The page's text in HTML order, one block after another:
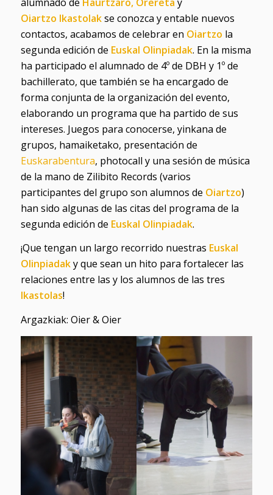
Oiartzo Ikastolakse conozca y entable nuevos
contactos, acabamos de celebrar en Oiartzo la
segunda edición de Euskal Olinpiadak. En la misma
ha participado el alumnado de 4º de DBH y 1º de
bachillerato, que también se ha encargado de
forma conjunta de la organización del evento,
elaborando un programa que ha partido de sus
intereses. Juegos para conocerse, yinkana de
grupos, hamaiketako, presentación de
Euskarabentura, photocall y una sesión de música
de la mano de Zilibito Records (varios
participantes del grupo son alumnos de Oiartzo)
han sido algunas de las citas del programa de la
segunda edición de Euskal Olinpiadak.
¡Que tengan un largo recorrido nuestras Euskal
Olinpiadaky que sean un hito para fortalecer las
relaciones entre las y los alumnos de las tres
Ikastolas!
Argazkiak: Oier & Oier